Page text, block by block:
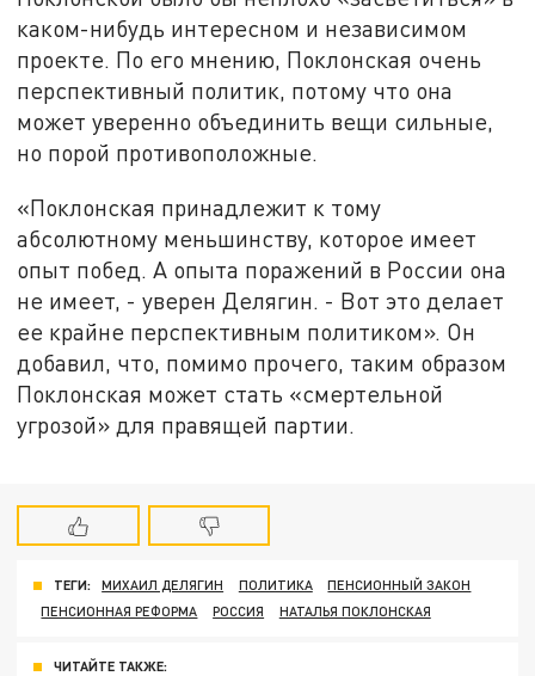
каком-нибудь интересном и независимом
проекте. По его мнению, Поклонская очень
перспективный политик, потому что она
может уверенно объединить вещи сильные,
но порой противоположные.
«Поклонская принадлежит к тому
абсолютному меньшинству, которое имеет
опыт побед. А опыта поражений в России она
не имеет, - уверен Делягин. - Вот это делает
ее крайне перспективным политиком». Он
добавил, что, помимо прочего, таким образом
Поклонская может стать «смертельной
угрозой» для правящей партии.
ТЕГИ: МИХАИЛ ДЕЛЯГИН ПОЛИТИКА
ПЕНСИОННЫЙ ЗАКОН
ПЕНСИОННАЯ РЕФОРМА
РОССИЯ НАТАЛЬЯ ПОКЛОНСКАЯ
ЧИТАЙТЕ ТАКЖЕ: